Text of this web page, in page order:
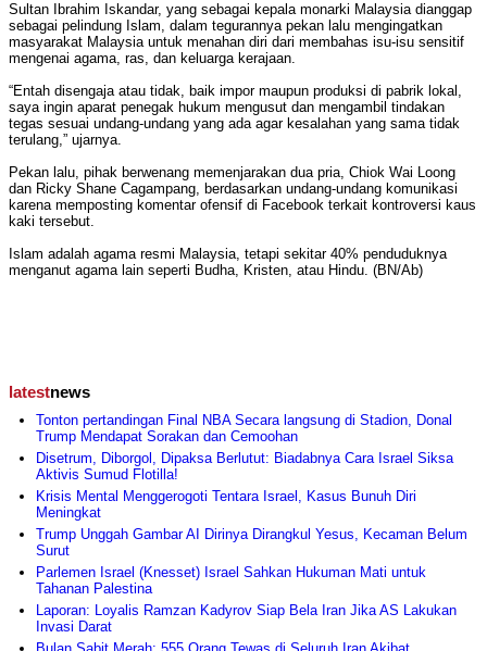
Sultan Ibrahim Iskandar, yang sebagai kepala monarki Malaysia dianggap
sebagai pelindung Islam, dalam tegurannya pekan lalu mengingatkan
masyarakat Malaysia untuk menahan diri dari membahas isu-isu sensitif
mengenai agama, ras, dan keluarga kerajaan.
“Entah disengaja atau tidak, baik impor maupun produksi di pabrik lokal,
saya ingin aparat penegak hukum mengusut dan mengambil tindakan
tegas sesuai undang-undang yang ada agar kesalahan yang sama tidak
terulang,” ujarnya.
Pekan lalu, pihak berwenang memenjarakan dua pria, Chiok Wai Loong
dan Ricky Shane Cagampang, berdasarkan undang-undang komunikasi
karena memposting komentar ofensif di Facebook terkait kontroversi kaus
kaki tersebut.
Islam adalah agama resmi Malaysia, tetapi sekitar 40% penduduknya
menganut agama lain seperti Budha, Kristen, atau Hindu. (BN/Ab)
latestnews
Tonton pertandingan Final NBA Secara langsung di Stadion, Donal
Trump Mendapat Sorakan dan Cemoohan
Disetrum, Diborgol, Dipaksa Berlutut: Biadabnya Cara Israel Siksa
Aktivis Sumud Flotilla!
Krisis Mental Menggerogoti Tentara Israel, Kasus Bunuh Diri
Meningkat
Trump Unggah Gambar AI Dirinya Dirangkul Yesus, Kecaman Belum
Surut
Parlemen Israel (Knesset) Israel Sahkan Hukuman Mati untuk
Tahanan Palestina
Laporan: Loyalis Ramzan Kadyrov Siap Bela Iran Jika AS Lakukan
Invasi Darat